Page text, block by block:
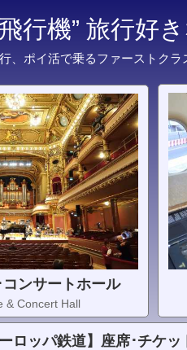
行機” 旅行好
、ポイ活で乗るファーストク
ンサートホール
& Concert Hall
ーロッパ鉄道】座席･チケ